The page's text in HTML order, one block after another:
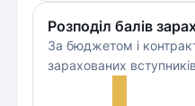
Розподіл балів
За бюджетом і
зарахованих вступників